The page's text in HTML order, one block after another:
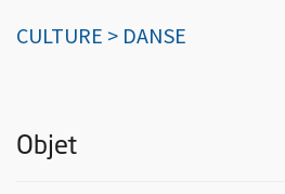
CULTURE > DANSE
Objet